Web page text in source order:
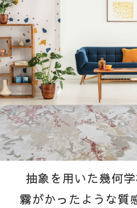
抽象を用いた幾何
霧がかったような質